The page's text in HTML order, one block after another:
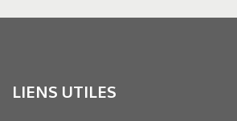
LIENS UTILES